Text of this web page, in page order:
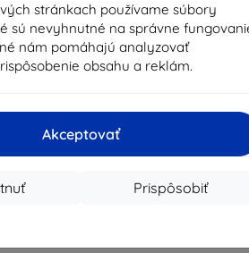
stránkach používame súbory
sú nevyhnutné na správne
nám pomáhajú analyzovať
obsahu a reklám.
Akceptovať
Prispôsobiť
Produktové
EAN